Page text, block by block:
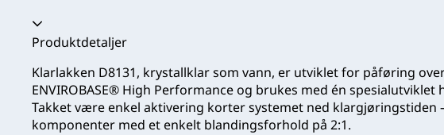
Trekkspill kollapset
Produktdetaljer
Klarlakken D8131, krystallklar som vann, er utviklet for påføring
ENVIROBASE® High Performance og brukes med én spesialutviklet
Takket være enkel aktivering korter systemet ned klargjøringstiden
komponenter med et enkelt blandingsforhold på 2:1.